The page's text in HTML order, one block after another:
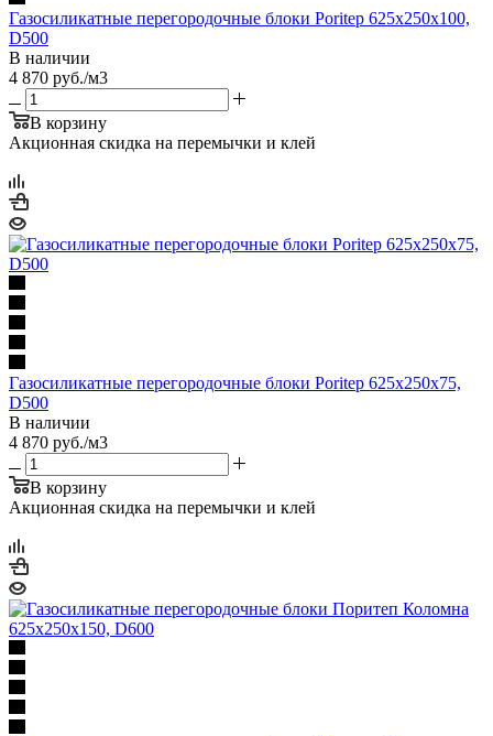
Газосиликатные перегородочные блоки Poritep 625х250х100,
D500
В наличии
4 870 руб./м3
В корзину
Акционная скидка на перемычки и клей
Газосиликатные перегородочные блоки Poritep 625х250х75,
D500
В наличии
4 870 руб./м3
В корзину
Акционная скидка на перемычки и клей